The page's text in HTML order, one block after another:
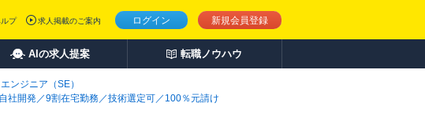
ログイン 新規会員登録
プ 求人掲載のご案内
AIの求人提案 転職ノウハウ
ンジニア（SE）
社開発／9割在宅勤務／技術選定可／100％元請け